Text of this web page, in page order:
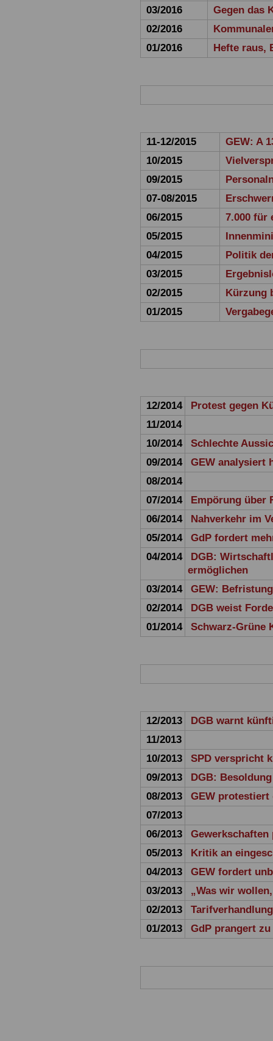
03/2016
Gegen das
02/2016
01/2016
Hefte raus,
11-12/2015
GEW: A
10/2015
09/2015
07-08/2015
06/2015
7.000 für
05/2015
04/2015
Politik
03/2015
02/2015
Kürzung
01/2015
12/2014
Protest gegen
11/2014
10/2014
Schlechte
09/2014
GEW analysiert
08/2014
07/2014
Empörung über
06/2014
Nahverkehr im
05/2014
GdP fordert
04/2014
DGB:
ermöglichen
03/2014
GEW:
02/2014
DGB weist
01/2014
Schwarz-Grüne
12/2013
DGB warnt
11/2013
10/2013
SPD verspricht
09/2013
DGB:
08/2013
GEW protestiert
07/2013
06/2013
05/2013
Kritik an
04/2013
GEW fordert
03/2013
„Was wir
02/2013
01/2013
GdP prangert